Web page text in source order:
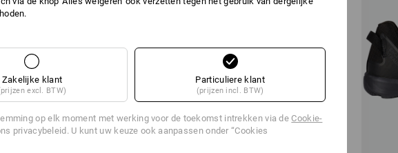
Zakelijke klant
excl. BTW)
Particuliere klant
(prijzen incl. BTW)
op elk moment met werking voor de toekomst intrekken via deCookie-
privacybeleid. U kunt uw keuze ook aanpassen onder “Cookies